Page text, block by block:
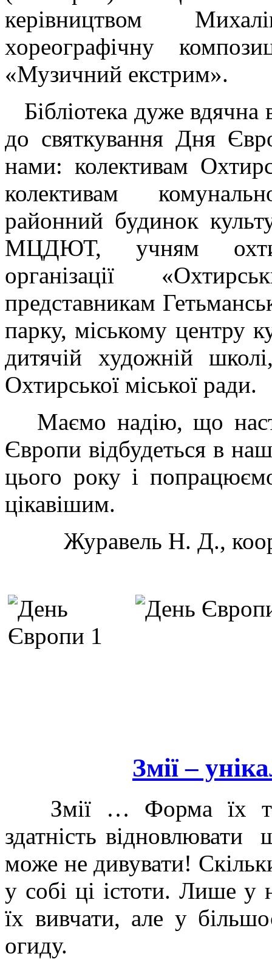
керівництвом
хореографічну
«Музичний екстрим».
Бібліотека дуже вдячна
до святкування Дня
нами: колективам
колективам
районний будинок
МЦДЮТ, учням
організації
представникам
парку, міському центру
дитячій художній
Охтирської міської ради.
Маємо надію, що
Європи відбудеться в
цього року і
цікавішим.
Журавель Н. Д.,
Змії –
Змії … Форма їх
здатність
може не дивувати!
у собі ці істоти. Лише у
їх вивчати, але у
огиду.